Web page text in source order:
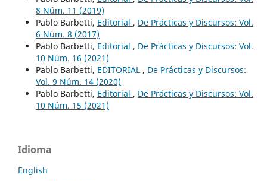
8 Núm. 11 (2019)
Pablo Barbetti, Editorial , De Prácticas y Discursos: Vol.
6 Núm. 8 (2017)
Pablo Barbetti, Editorial , De Prácticas y Discursos: Vol.
10 Núm. 16 (2021)
Pablo Barbetti, EDITORIAL , De Prácticas y Discursos:
Vol. 9 Núm. 14 (2020)
Pablo Barbetti, Editorial , De Prácticas y Discursos: Vol.
10 Núm. 15 (2021)
Idioma
English